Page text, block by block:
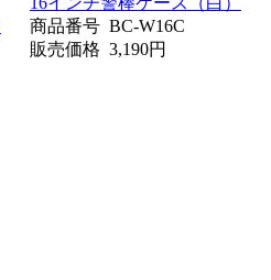
商品番号 BC-W16C
販売価格 3,190円